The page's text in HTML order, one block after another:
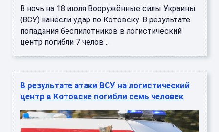
В ночь на 18 июля Вооружённые силы Украины
(ВСУ) нанесли удар по Котовску. В результате
попадания беспилотников в логистический
центр погибли 7 челов ...
В результате атаки ВСУ на логистический
центр в Котовске погибли семь человек